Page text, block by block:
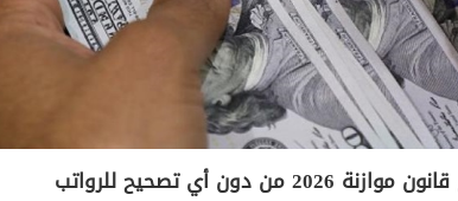
أقرّت الحكومة مؤخرا مشروع قانون موازنة 2026 من دون أي تصحيح للرواتب